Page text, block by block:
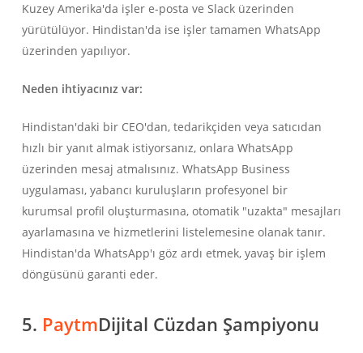
Kuzey Amerika'da işler e-posta ve Slack üzerinden
yürütülüyor. Hindistan'da ise işler tamamen WhatsApp
üzerinden yapılıyor.
Neden ihtiyacınız var:
Hindistan'daki bir CEO'dan, tedarikçiden veya satıcıdan
hızlı bir yanıt almak istiyorsanız, onlara WhatsApp
üzerinden mesaj atmalısınız. WhatsApp Business
uygulaması, yabancı kuruluşların profesyonel bir
kurumsal profil oluşturmasına, otomatik "uzakta" mesajları
ayarlamasına ve hizmetlerini listelemesine olanak tanır.
Hindistan'da WhatsApp'ı göz ardı etmek, yavaş bir işlem
döngüsünü garanti eder.
5. PaytmDijital Cüzdan Şampiyonu